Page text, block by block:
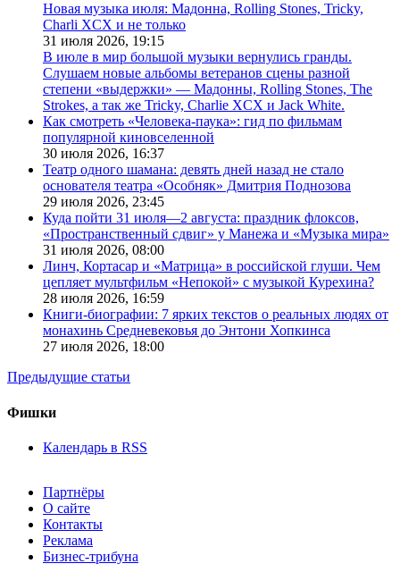
Новая музыка июля: Мадонна, Rolling Stones, Tricky,
Charli XCX и не только
31 июля 2026, 19:15
В июле в мир большой музыки вернулись гранды.
Слушаем новые альбомы ветеранов сцены разной
степени «выдержки» — Мадонны, Rolling Stones, The
Strokes, а так же Tricky, Charlie XCX и Jack White.
Как смотреть «Человека-паука»: гид по фильмам
популярной киновселенной
30 июля 2026, 16:37
Театр одного шамана: девять дней назад не стало
основателя театра «Особняк» Дмитрия Поднозова
29 июля 2026, 23:45
Куда пойти 31 июля—2 августа: праздник флоксов,
«Пространственный сдвиг» у Манежа и «Музыка мира»
31 июля 2026, 08:00
Линч, Кортасар и «Матрица» в российской глуши. Чем
цепляет мультфильм «Непокой» с музыкой Курехина?
28 июля 2026, 16:59
Книги-биографии: 7 ярких текстов о реальных людях от
монахинь Средневековья до Энтони Хопкинса
27 июля 2026, 18:00
Предыдущие статьи
Фишки
Календарь в RSS
Партнёры
О сайте
Контакты
Реклама
Бизнес-трибуна